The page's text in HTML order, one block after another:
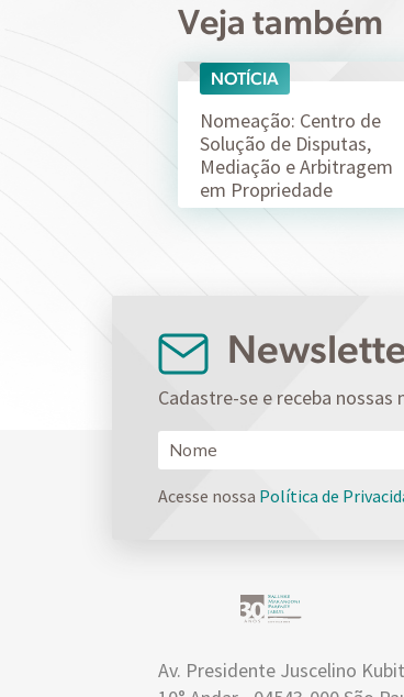
Veja também
07/08
NOTÍCIA
Nomeação: Centro de
Solução de Disputas,
Mediação e Arbitragem
em Propriedade
Intelectual da ABPI
Cadastre-se e receba nossas
Acesse nossa Política de
Av. Presidente Juscelino